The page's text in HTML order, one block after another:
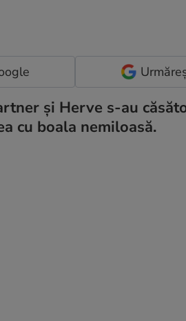
și Herve s-au
cu boala nemiloasă.